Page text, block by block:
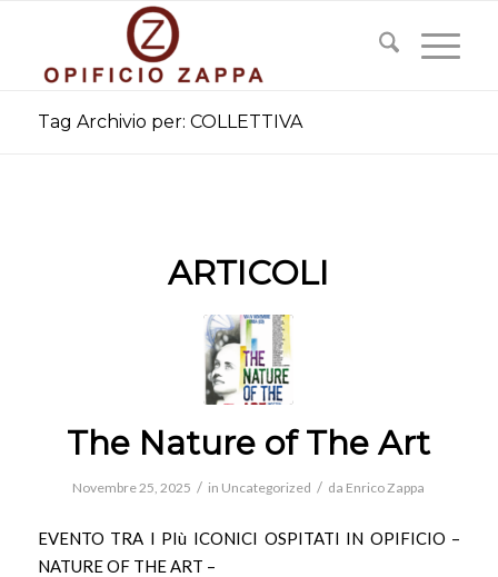
Tag Archivio per: COLLETTIVA
ARTICOLI
The Nature of The Art
Novembre 25, 2025 / in Uncategorized / da Enrico Zappa
EVENTO TRA I PIù ICONICI OSPITATI IN OPIFICIO –
NATURE OF THE ART –